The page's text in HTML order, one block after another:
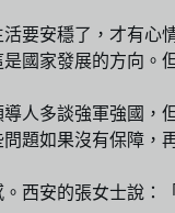
要安穩了，才有心
國家發展的方向。
人多談強軍強國
題如果沒有保障，
西安的張女士說：